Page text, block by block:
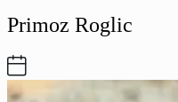
Primoz Roglic